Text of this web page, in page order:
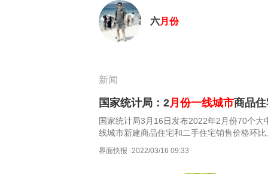
六月份
新闻
国家统计局：2月份一线城市商品
国家统计局3月16日发布2022年2月份70个
线城市新建商品住宅和二手住宅销售价格环
界面快报 ·2022/03/16 09:33